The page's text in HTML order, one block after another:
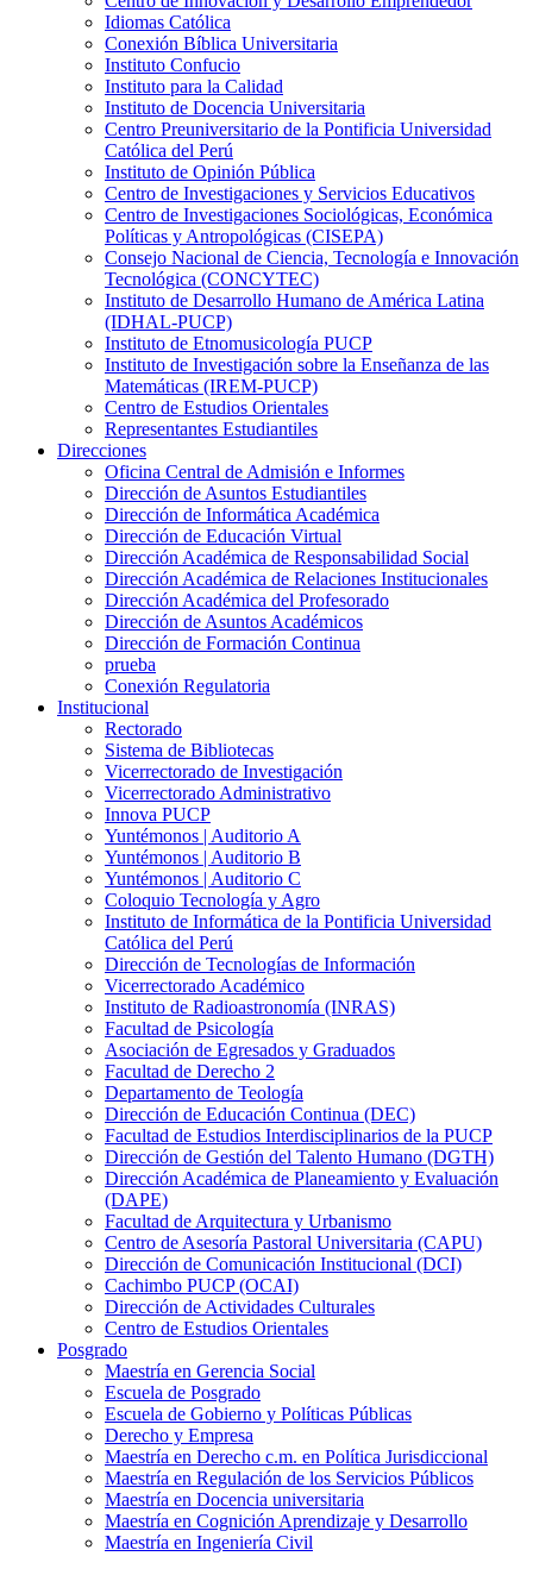
Idiomas Católica
Conexión Bíblica Universitaria
Instituto Confucio
Instituto para la Calidad
Instituto de Docencia Universitaria
Centro Preuniversitario de la Pontificia Universidad
Católica del Perú
Instituto de Opinión Pública
Centro de Investigaciones y Servicios Educativos
Centro de Investigaciones Sociológicas, Económica
Políticas y Antropológicas (CISEPA)
Consejo Nacional de Ciencia, Tecnología e Innovación
Tecnológica (CONCYTEC)
Instituto de Desarrollo Humano de América Latina
(IDHAL-PUCP)
Instituto de Etnomusicología PUCP
Instituto de Investigación sobre la Enseñanza de las
Matemáticas (IREM-PUCP)
Centro de Estudios Orientales
Representantes Estudiantiles
Direcciones
Oficina Central de Admisión e Informes
Dirección de Asuntos Estudiantiles
Dirección de Informática Académica
Dirección de Educación Virtual
Dirección Académica de Responsabilidad Social
Dirección Académica de Relaciones Institucionales
Dirección Académica del Profesorado
Dirección de Asuntos Académicos
Dirección de Formación Continua
prueba
Conexión Regulatoria
Institucional
Rectorado
Sistema de Bibliotecas
Vicerrectorado de Investigación
Vicerrectorado Administrativo
Innova PUCP
Yuntémonos | Auditorio A
Yuntémonos | Auditorio B
Yuntémonos | Auditorio C
Coloquio Tecnología y Agro
Instituto de Informática de la Pontificia Universidad
Católica del Perú
Dirección de Tecnologías de Información
Vicerrectorado Académico
Instituto de Radioastronomía (INRAS)
Facultad de Psicología
Asociación de Egresados y Graduados
Facultad de Derecho 2
Departamento de Teología
Dirección de Educación Continua (DEC)
Facultad de Estudios Interdisciplinarios de la PUCP
Dirección de Gestión del Talento Humano (DGTH)
Dirección Académica de Planeamiento y Evaluación
(DAPE)
Facultad de Arquitectura y Urbanismo
Centro de Asesoría Pastoral Universitaria (CAPU)
Dirección de Comunicación Institucional (DCI)
Cachimbo PUCP (OCAI)
Dirección de Actividades Culturales
Centro de Estudios Orientales
Posgrado
Maestría en Gerencia Social
Escuela de Posgrado
Escuela de Gobierno y Políticas Públicas
Derecho y Empresa
Maestría en Derecho c.m. en Política Jurisdiccional
Maestría en Regulación de los Servicios Públicos
Maestría en Docencia universitaria
Maestría en Cognición Aprendizaje y Desarrollo
Maestría en Ingeniería Civil